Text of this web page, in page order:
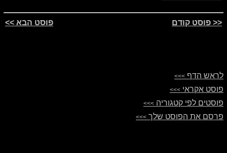
<< פוסט קודם פוסט הבא >>
לראש הדף >>>
פוסט אקראי >>>
פוסטים לפי קטגוריה >>>
פרסם את הפוסט שלך >>>